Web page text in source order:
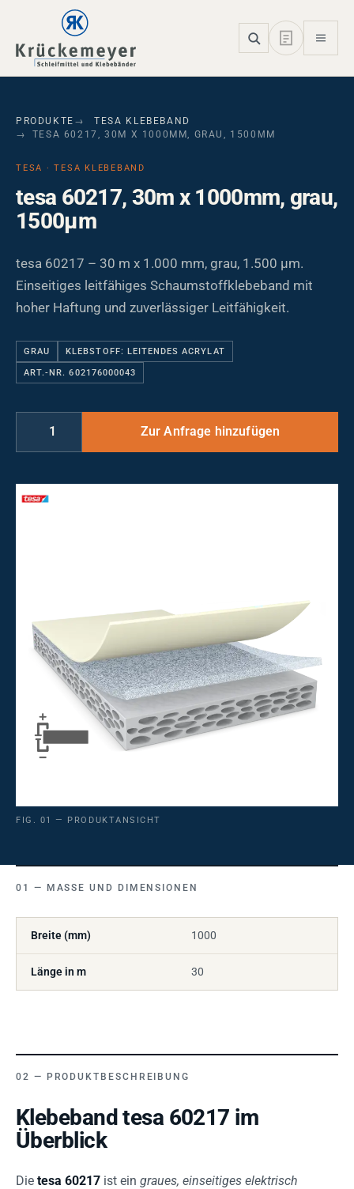
Skip to main navigation
Skip to main content
Skip to page footer
PRODUKTE
TESA KLEBEBAND
TESA 60217, 30M X 1000MM, GRAU, 1500ΜM
TESA · TESA KLEBEBAND
tesa 60217, 30m x 1000mm, grau,
1500µm
tesa 60217 – 30 m x 1.000 mm, grau, 1.500 µm.
Einseitiges leitfähiges Schaumstoffklebeband mit
hoher Haftung und zuverlässiger Leitfähigkeit.
GRAU KLEBSTOFF: LEITENDES ACRYLAT
ART.-NR. 602176000043
FIG. 01 — PRODUKTANSICHT
MASSE UND DIMENSIONEN
Breite (mm) 1000
Länge in m 30
PRODUKTBESCHREIBUNG
Klebeband tesa 60217 im
Überblick
Die tesa 60217 ist ein graues, einseitiges elektrisch